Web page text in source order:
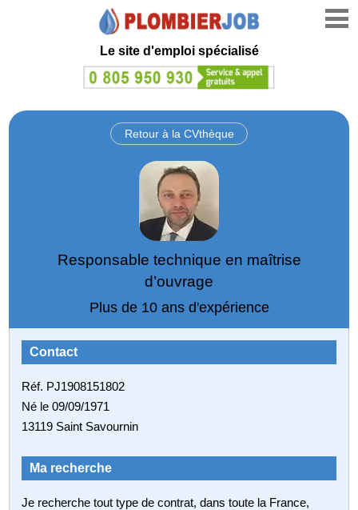
Le site d'emploi spécialisé
Retour à la CVthèque
Responsable technique en maîtrise
d’ouvrage
Plus de 10 ans d'expérience
Contact
Réf. PJ1908151802
Né le 09/09/1971
13119 Saint Savournin
Ma recherche
Je recherche tout type de contrat, dans toute la France,